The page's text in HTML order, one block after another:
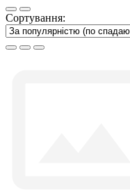
Сортування: